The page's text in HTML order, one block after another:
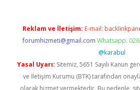
Reklam ve İletişim: E-mail:
forumhizmeti@gmail.com Whatsapp:
@karabul
Yasal Uyarı: Sitemiz, 5651 Sayılı Kanun
ve İletişim Kurumu (BTK) tarafından
olarak hizmet vermektedir. Bu nedenle,